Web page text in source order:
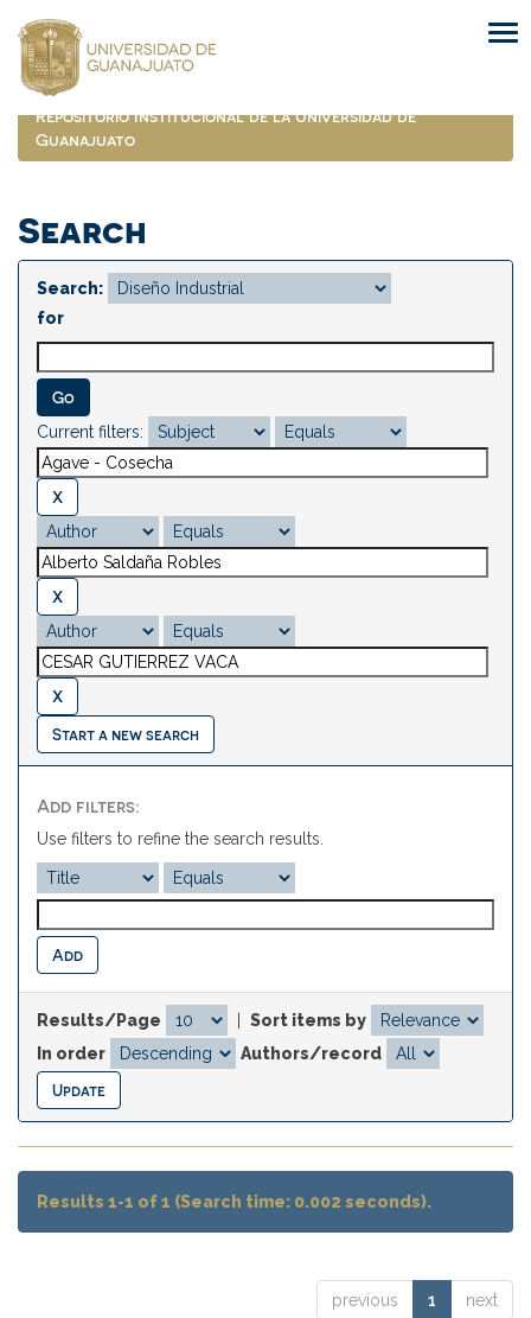
navigation
Repositorio Institucional de la Universidad de
Guanajuato
Search
Search:
for
Current filters:
Start a new search
Add filters:
Use filters to refine the search results.
Results/Page
Sort items by
In order
Authors/record
Results 1-1 of 1 (Search time: 0.002 seconds).
previous 1 next